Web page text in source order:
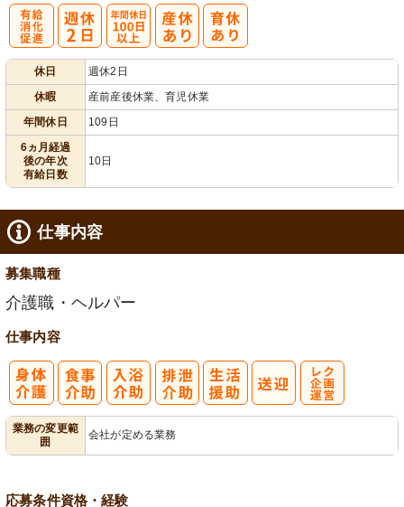
休日
週休2日
休暇
産前産後休業、育児休業
年間休日
109日
6ヵ月経過
後の年次
有給日数
10日
仕事内容
募集職種
介護職・ヘルパー
仕事内容
業務の変更範
囲
会社が定める業務
応募条件資格・経験